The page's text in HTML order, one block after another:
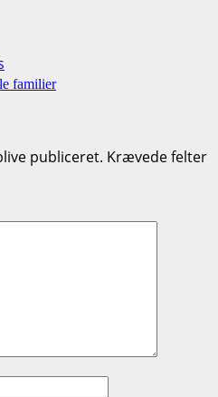
familier
publiceret. Krævede felter